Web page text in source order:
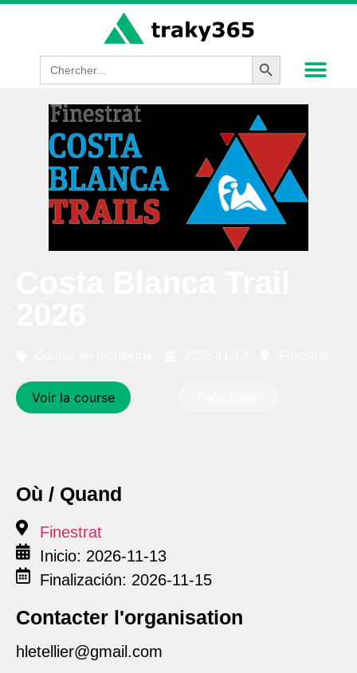
Search
for:
Search Button
Voir la course
Où / Quand
Finestrat
Inicio: 2026-11-13
Finalización: 2026-11-15
Contacter l'organisation
hletellier@gmail.com